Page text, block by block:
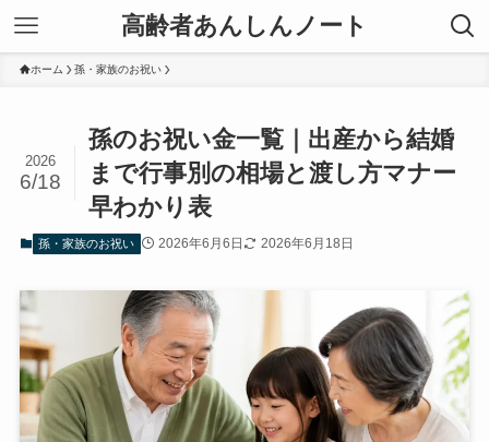
高齢者あんしんノート
ホーム 孫・家族のお祝い
孫のお祝い金一覧｜出産から結婚
まで行事別の相場と渡し方マナー
早わかり表
2026
6/18
孫・家族のお祝い 2026年6月6日 2026年6月18日